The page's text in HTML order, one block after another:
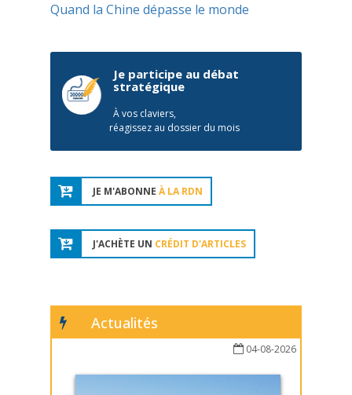
Quand la Chine dépasse le monde
Je participe au débat
stratégique
À vos claviers,
réagissez au dossier du mois
JE M'ABONNE À LA RDN
J'ACHÈTE UN CRÉDIT D'ARTICLES
Actualités
04-08-2026